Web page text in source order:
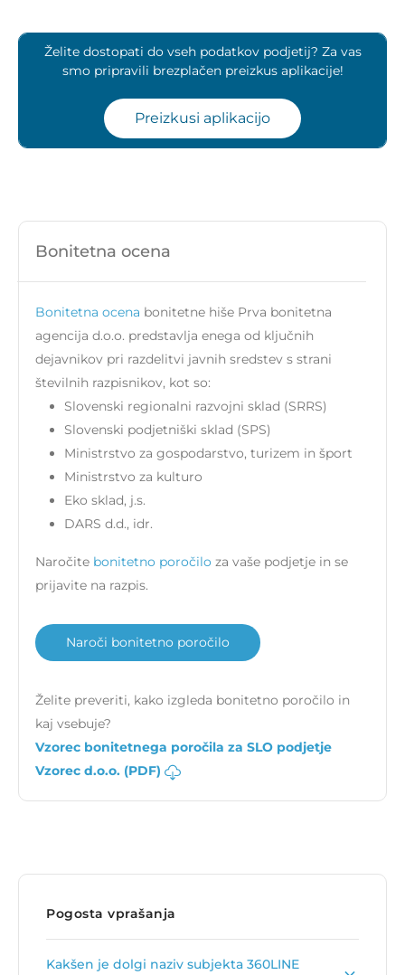
Želite dostopati do vseh podatkov podjetij? Za vas
smo pripravili brezplačen preizkus aplikacije!
Preizkusi aplikacijo
Bonitetna ocena
Bonitetna ocena bonitetne hiše Prva bonitetna
agencija d.o.o. predstavlja enega od ključnih
dejavnikov pri razdelitvi javnih sredstev s strani
številnih razpisnikov, kot so:
Slovenski regionalni razvojni sklad (SRRS)
Slovenski podjetniški sklad (SPS)
Ministrstvo za gospodarstvo, turizem in šport
Ministrstvo za kulturo
Eko sklad, j.s.
DARS d.d., idr.
Naročite bonitetno poročilo za vaše podjetje in se
prijavite na razpis.
Naroči bonitetno poročilo
Želite preveriti, kako izgleda bonitetno poročilo in
kaj vsebuje?
Vzorec bonitetnega poročila za SLO podjetje
Vzorec d.o.o. (PDF)
Pogosta vprašanja
Kakšen je dolgi naziv subjekta 360LINE